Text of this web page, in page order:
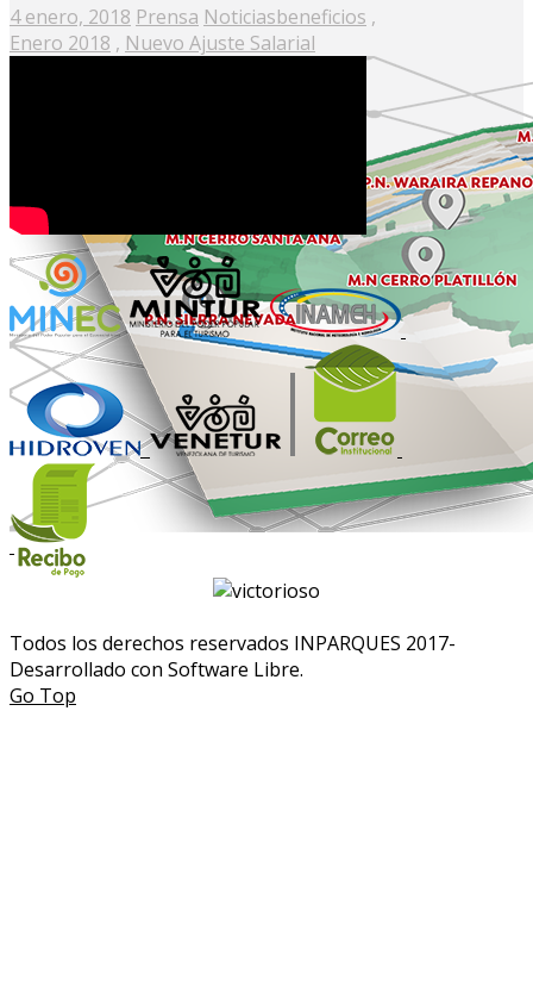
Posted
on
4 enero, 2018 Prensa Noticiasbeneficios ,
Enero 2018 , Nuevo Ajuste Salarial
Todos los derechos reservados INPARQUES 2017-
Desarrollado con Software Libre.
Go Top